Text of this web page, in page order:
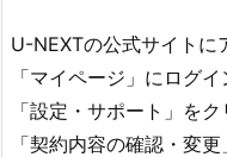
U-NEXTの公式サイトに
「マイページ」にログイ
「設定・サポート」をク
「契約内容の確認・変